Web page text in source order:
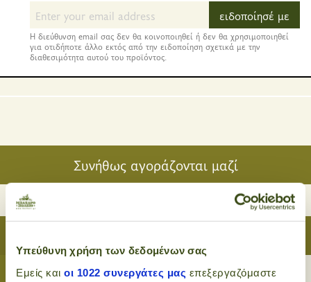
Υπεύθυνη χρήση των δεδομένων σας
Εμείς και οι 1022 συνεργάτες μας επεξεργαζόμαστε
ειδοποίησέ με
Η διεύθυνση email σας δεν θα κοινοποιηθεί ή δεν θα χρησιμοποιηθεί
για οτιδήποτε άλλο εκτός από την ειδοποίηση σχετικά με την
διαθεσιμότητα αυτού του προϊόντος.
Συνήθως αγοράζονται μαζί